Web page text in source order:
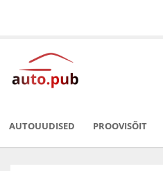
AUTOUUDISED PROOVISÕIT